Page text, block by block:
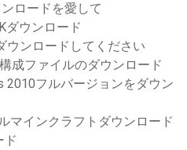
ロードを愛して
ダウンロード
ウンロードしてください
成ファイルのダウンロード
2010フルバージョンをダウン
マインクラフトダウンロード
ド